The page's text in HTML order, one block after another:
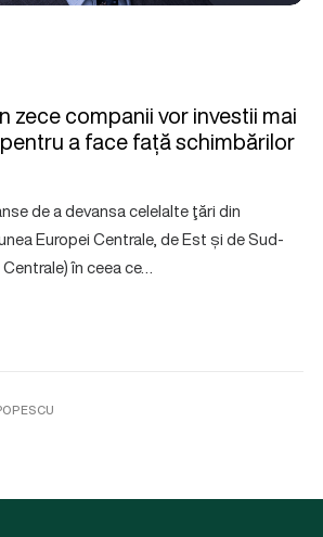
zece companii vor investii mai
a face față schimbărilor
de a devansa celelalte ţări din
Europei Centrale, de Est și de Sud-
în ceea ce…